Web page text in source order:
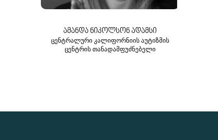
ᲐᲛᲐᲜᲓᲐ ᲜᲘᲙᲝᲚᲡᲝᲜ ᲐᲓᲐᲛᲡᲘ
ᲪᲔᲜᲢᲠᲐᲚᲣᲠᲘ ᲙᲐᲚᲘᲤᲝᲠᲜᲘᲘᲡ ᲐᲣᲢᲘᲖᲛᲘᲡ
ᲪᲔᲜᲢᲠᲘᲡ ᲗᲐᲜᲐᲓᲐᲛᲤᲣᲫᲜᲔᲑᲔᲚᲘ